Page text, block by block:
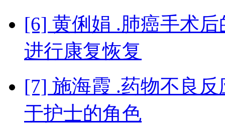
[6] 黄俐娟 .肺癌手术
进行康复恢复
[7] 施海霞 .药物不良
于护士的角色